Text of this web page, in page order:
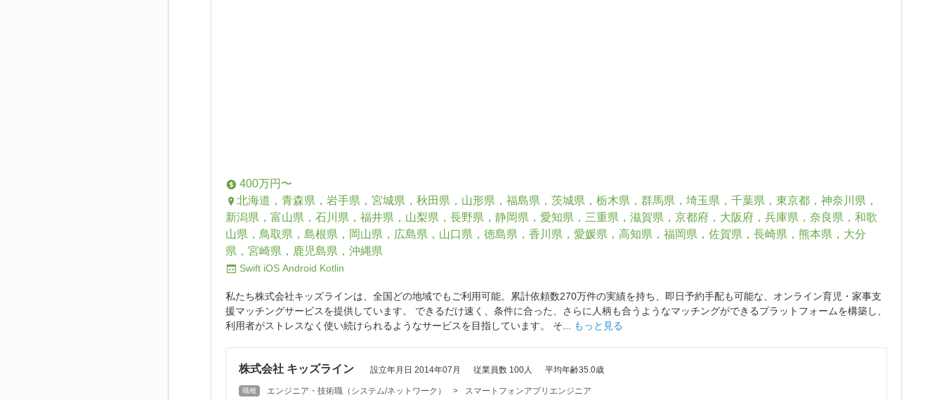
400万円〜
北海道，青森県，岩手県，宮城県，秋田県，山形県，福島県，茨城県，栃木県，群馬県，埼玉県，千葉県，東京都，神奈川県，
新潟県，富山県，石川県，福井県，山梨県，長野県，静岡県，愛知県，三重県，滋賀県，京都府，大阪府，兵庫県，奈良県，和歌
山県，鳥取県，島根県，岡山県，広島県，山口県，徳島県，香川県，愛媛県，高知県，福岡県，佐賀県，長崎県，熊本県，大分
県，宮崎県，鹿児島県，沖縄県
Swift iOS Android Kotlin
私たち株式会社キッズラインは、全国どの地域でもご利用可能。累計依頼数270万件の実績を持ち、即日予約手配も可能な、オンライン育児・家事支
援マッチングサービスを提供しています。 できるだけ速く、条件に合った、さらに人柄も合うようなマッチングができるプラットフォームを構築し、
利用者がストレスなく使い続けられるようなサービスを目指しています。 そ...
もっと見る
株式会社 キッズライン 設立年月日 2014年07月 従業員数 100人 平均年齢35.0歳
職種 エンジニア・技術職（システム/ネットワーク） > スマートフォンアプリエンジニア